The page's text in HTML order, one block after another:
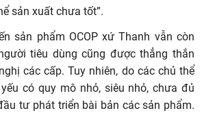
sản xuất chưa tốt”.
sản phẩm OCOP xứ Thanh vẫn còn
tiêu dùng cũng được thẳng thắn
các cấp. Tuy nhiên, do các chủ thể
có quy mô nhỏ, siêu nhỏ, chưa đủ
tư phát triển bài bản các sản phẩm.